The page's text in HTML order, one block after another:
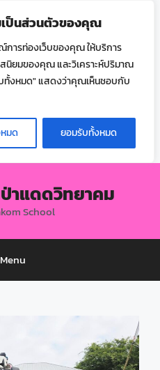
เป็นส่วนตัวของคุณ
การท่องเว็บของคุณ ให้บริการ
นิยมของคุณ และวิเคราะห์ปริมาณ
ทั้งหมด" แสดงว่าคุณเห็นชอบกับ
มด ยอมรับทั้งหมด
ป่าแดดวิทยาคม
School
Menu